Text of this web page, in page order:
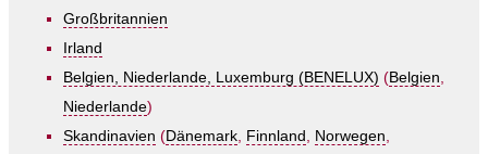
Großbritannien
Irland
Belgien, Niederlande, Luxemburg (BENELUX) (Belgien,
Niederlande)
Skandinavien (Dänemark, Finnland , Norwegen,